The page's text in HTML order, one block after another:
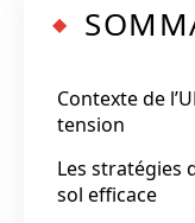
Contexte de
tension
Les stratégies
sol efficace